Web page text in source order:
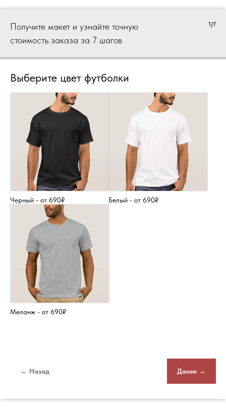
Получите макет и узнайте точную
стоимость заказа за 7 шагов
1/7
Выберите цвет футболки
Черный - от 690₽ Белый - от 690₽
Меланж - от 690₽
← Назад Далее →